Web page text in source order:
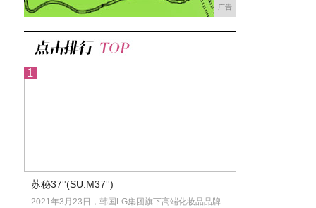
广告
苏秘37°(SU:M37°)
2021年3月23日，韩国LG集团旗下高端化妆品品牌